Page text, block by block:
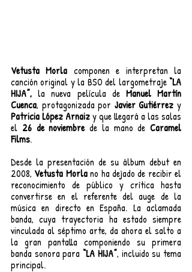
Vetusta Morla componen e interpretan la
canción original y la BSO del largometraje “LA
HIJA”, la nueva película de Manuel Martín
Cuenca, protagonizada por Javier Gutiérrez
Patricia López Arnaiz y que llegará a las salas
el 26 de noviembre de la mano de Caramel
Films.
Desde la presentación de su álbum debut en
2008, Vetusta Morla no ha dejado de recibir el
reconocimiento de público y crítica hasta
convertirse en el referente del auge de la
música en directo en España. La aclamada
banda, cuya trayectoria ha estado siempre
vinculada al séptimo arte, da ahora el salto a
la gran pantalla componiendo su primera
banda sonora para “LA HIJA”, incluido su tema
principal.